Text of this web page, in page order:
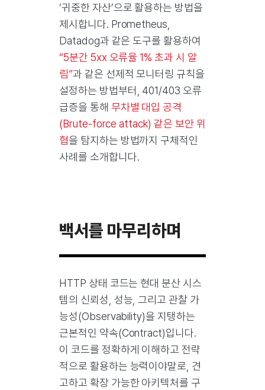
‘귀중한 자산’으로 활용하는 방법을
제시합니다. Prometheus,
Datadog과 같은 도구를 활용하여
“5분간 5xx 오류율 1% 초과 시 알
림”과 같은 선제적 모니터링 규칙을
설정하는 방법부터, 401/403 오류
급증을 통해 무차별 대입 공격
(Brute-force attack) 같은 보안 위
협을 탐지하는 방법까지 구체적인
사례를 소개합니다.
백서를 마무리하며
HTTP 상태 코드는 현대 분산 시스
템의 신뢰성, 성능, 그리고 관찰 가
능성(Observability)을 지탱하는
근본적인 약속(Contract)입니다.
이 코드를 정확하게 이해하고 전략
적으로 활용하는 능력이야말로, 견
고하고 확장 가능한 아키텍처를 구